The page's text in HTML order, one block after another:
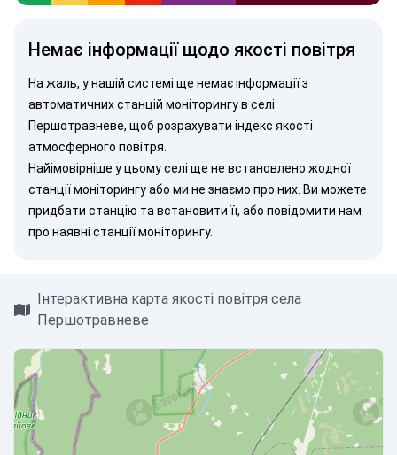
Немає інформації щодо якості повітря
На жаль, у нашій системі ще немає інформації з
автоматичних станцій моніторингу в селі
Першотравневе, щоб розрахувати індекс якості
атмосферного повітря.
Найімовірніше у цьому селі ще не встановлено жодної
станції моніторингу або ми не знаємо про них. Ви можете
придбати станцію та встановити її, або повідомити нам
про наявні станції моніторингу.
Інтерактивна карта якості повітря села
Першотравневе